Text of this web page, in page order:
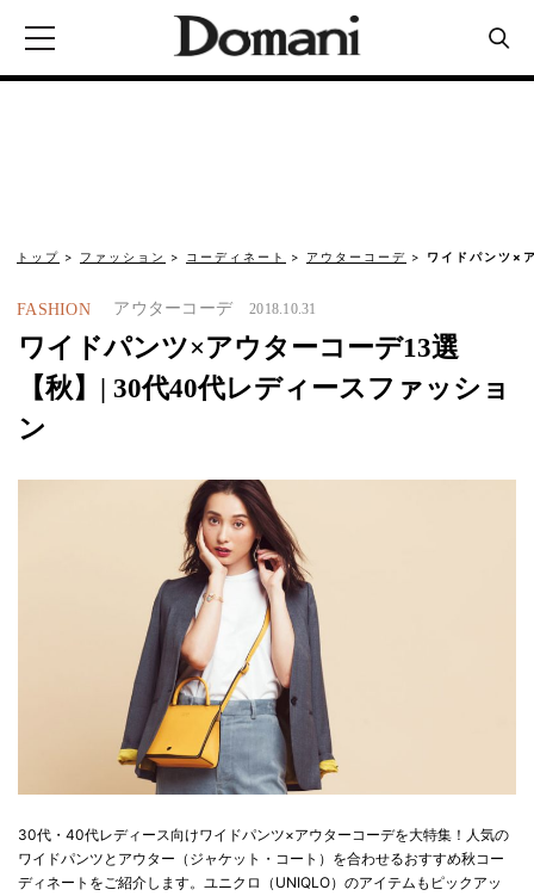
トップ ファッション コーディネート アウターコーデ ワイドパンツ×
FASHION アウターコーデ 2018.10.31
ワイドパンツ×アウターコーデ13選
【秋】| 30代40代レディースファッショ
ン
30代・40代レディース向けワイドパンツ×アウターコーデを大特集！人気の
ワイドパンツとアウター（ジャケット・コート）を合わせるおすすめ秋コー
ディネートをご紹介します。ユニクロ（UNIQLO）のアイテムもピックアッ